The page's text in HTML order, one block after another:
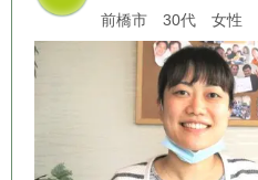
前橋市 30代 女性